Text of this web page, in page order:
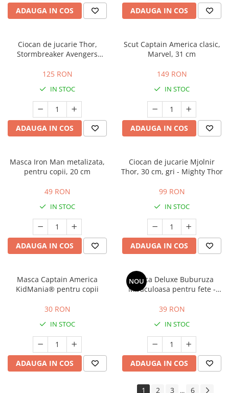
ADAUGA IN COS ADAUGA IN COS
Ciocan de jucarie Thor,
Stormbreaker Avengers
125 RON
IN STOC
ADAUGA IN COS
Scut Captain America clasic,
Marvel, 31 cm
149 RON
IN STOC
ADAUGA IN COS
Masca Iron Man metalizata,
pentru copii, 20 cm
49 RON
IN STOC
ADAUGA IN COS
Ciocan de jucarie Mjolnir
Thor, 30 cm, gri - Mighty Thor
99 RON
IN STOC
ADAUGA IN COS
Masca Captain America
KidMania® pentru copii
30 RON
IN STOC
ADAUGA IN COS
NOU
Masca Deluxe Buburuza
Miraculoasa pentru fete -
39 RON
IN STOC
ADAUGA IN COS
1 2 3 ... 6